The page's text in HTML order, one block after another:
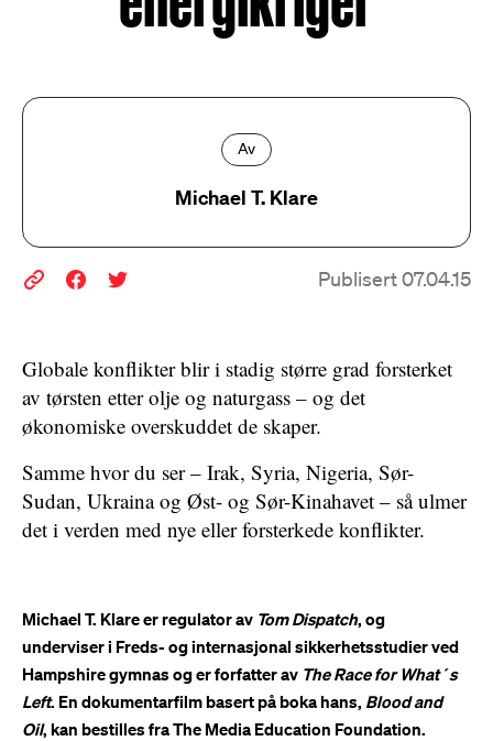
Av
Michael T. Klare
Publisert 07.04.15
Globale konflikter blir i stadig større grad forsterket
av tørsten etter olje og naturgass – og det
økonomiske overskuddet de skaper.
Samme hvor du ser – Irak, Syria, Nigeria, Sør-
Sudan, Ukraina og Øst- og Sør-Kinahavet – så ulmer
det i verden med nye eller forsterkede konflikter.
Michael T. Klare er regulator av Tom Dispatch, og
underviser i Freds- og internasjonal sikkerhetsstudier ved
Hampshire gymnas og er forfatter av The Race for What´s
Left. En dokumentarfilm basert på boka hans, Blood and
Oil, kan bestilles fra The Media Education Foundation.